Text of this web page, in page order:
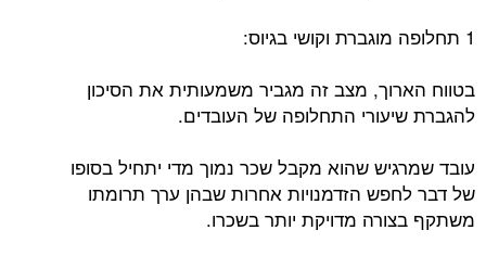
1 תחלופה מוגברת וקושי בגיוס:
בטווח הארוך, מצב זה מגביר משמעותית את הסיכון
להגברת שיעורי התחלופה של העובדים.
עובד שמרגיש שהוא מקבל שכר נמוך מדי יתחיל בסופו
של דבר לחפש הזדמנויות אחרות שבהן ערך תרומתו
משתקף בצורה מדויקת יותר בשכרו.